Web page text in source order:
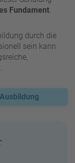
Fundament.
durch die
sein kann